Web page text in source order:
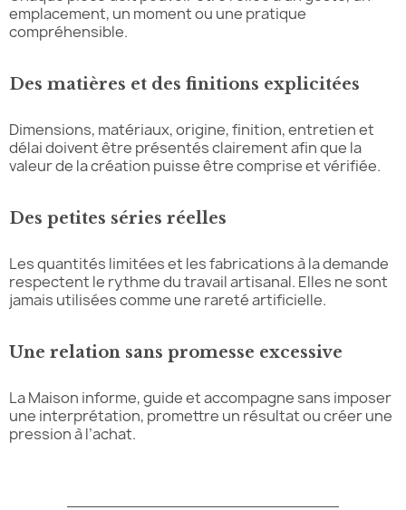
emplacement, un moment ou une pratique
compréhensible.
Des matières et des finitions explicitées
Dimensions, matériaux, origine, finition, entretien et
délai doivent être présentés clairement afin que la
valeur de la création puisse être comprise et vérifiée.
Des petites séries réelles
Les quantités limitées et les fabrications à la demande
respectent le rythme du travail artisanal. Elles ne sont
jamais utilisées comme une rareté artificielle.
Une relation sans promesse excessive
La Maison informe, guide et accompagne sans imposer
une interprétation, promettre un résultat ou créer une
pression à l’achat.